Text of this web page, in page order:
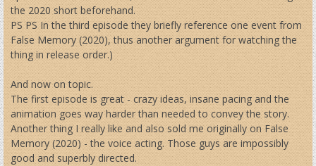
the 2020 short beforehand.
PS PS In the third episode they briefly reference one event from
False Memory (2020), thus another argument for watching the
thing in release order.)
And now on topic.
The first episode is great - crazy ideas, insane pacing and the
animation goes way harder than needed to convey the story.
Another thing I really like and also sold me originally on False
Memory (2020) - the voice acting. Those guys are impossibly
good and superbly directed.